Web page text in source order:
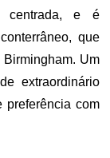
centrada, e é
que
Um
extraordinário
preferência com